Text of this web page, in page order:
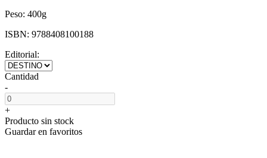
Peso: 400g
ISBN: 9788408100188
Editorial:
Cantidad
-
+
Producto sin stock
Guardar en favoritos